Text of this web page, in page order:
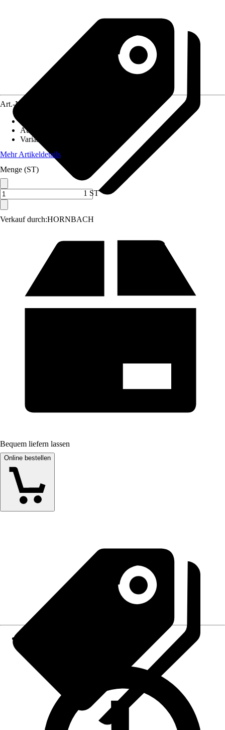
Verkauf durch:HORNBACH
Art.-Nr.
Ausführung
Variante
Mehr Artikeldetails
Menge (ST)
1 ST
Bequem liefern lassen
Online bestellen